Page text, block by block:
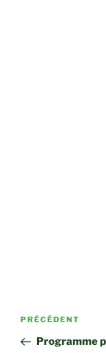
Navigation
l’article
Article
précédent
PRÉCÉDENT
Programme